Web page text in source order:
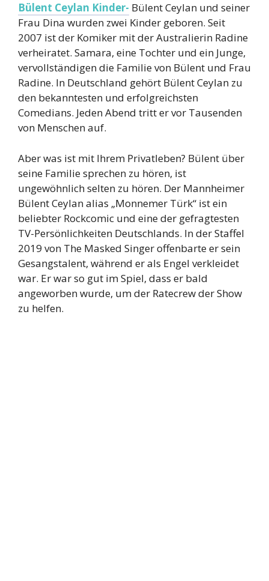
Bülent Ceylan Kinder- Bülent Ceylan und seiner
Frau Dina wurden zwei Kinder geboren. Seit
2007 ist der Komiker mit der Australierin Radine
verheiratet. Samara, eine Tochter und ein Junge,
vervollständigen die Familie von Bülent und Frau
Radine. In Deutschland gehört Bülent Ceylan zu
den bekanntesten und erfolgreichsten
Comedians. Jeden Abend tritt er vor Tausenden
von Menschen auf.
Aber was ist mit Ihrem Privatleben? Bülent über
seine Familie sprechen zu hören, ist
ungewöhnlich selten zu hören. Der Mannheimer
Bülent Ceylan alias „Monnemer Türk“ ist ein
beliebter Rockcomic und eine der gefragtesten
TV-Persönlichkeiten Deutschlands. In der Staffel
2019 von The Masked Singer offenbarte er sein
Gesangstalent, während er als Engel verkleidet
war. Er war so gut im Spiel, dass er bald
angeworben wurde, um der Ratecrew der Show
zu helfen.